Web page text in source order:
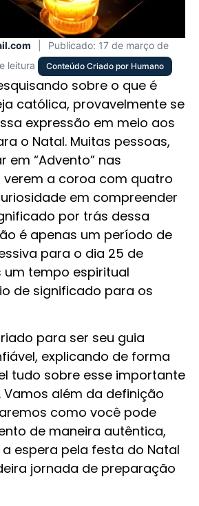
Publicado: 17 de março de
leitura Conteúdo Criado por Humano
sobre o que é
católica, provavelmente se
expressão em meio aos
o Natal. Muitas pessoas,
em “Advento” nas
verem a coroa com quatro
em compreender
por trás dessa
é apenas um período de
para o dia 25 de
um tempo espiritual
de significado para os
para ser seu guia
explicando de forma
tudo sobre esse importante
além da definição
como você pode
de maneira autêntica,
espera pela festa do Natal
jornada de preparação